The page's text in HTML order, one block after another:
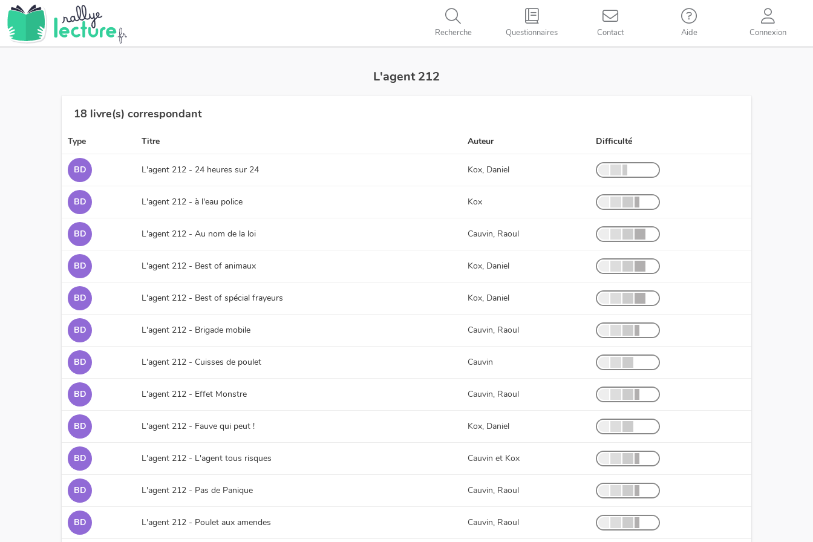
Recherche Questionnaires Contact Aide Connexion
L'agent 212
18 livre(s) correspondant
Type Titre Auteur Difficulté
BD L'agent 212 - 24 heures sur 24 Kox, Daniel
BD L'agent 212 - à l'eau police Kox
BD L'agent 212 - Au nom de la loi Cauvin, Raoul
BD L'agent 212 - Best of animaux Kox, Daniel
BD L'agent 212 - Best of spécial frayeurs Kox, Daniel
BD L'agent 212 - Brigade mobile Cauvin, Raoul
BD L'agent 212 - Cuisses de poulet Cauvin
BD L'agent 212 - Effet Monstre Cauvin, Raoul
BD L'agent 212 - Fauve qui peut ! Kox, Daniel
BD L'agent 212 - L'agent tous risques Cauvin et Kox
BD L'agent 212 - Pas de Panique Cauvin, Raoul
BD L'agent 212 - Poulet aux amendes Cauvin, Raoul